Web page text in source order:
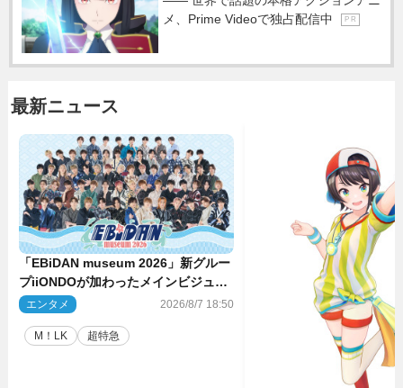
メ、Prime Videoで独占配信中
P R
最新ニュース
「EBiDAN museum 2026」新グルー
プiiONDOが加わったメインビジュア
ル公開！ 開催記念グッズラインナッ
エンタメ 2026/8/7 18:50
M！LK 超特急